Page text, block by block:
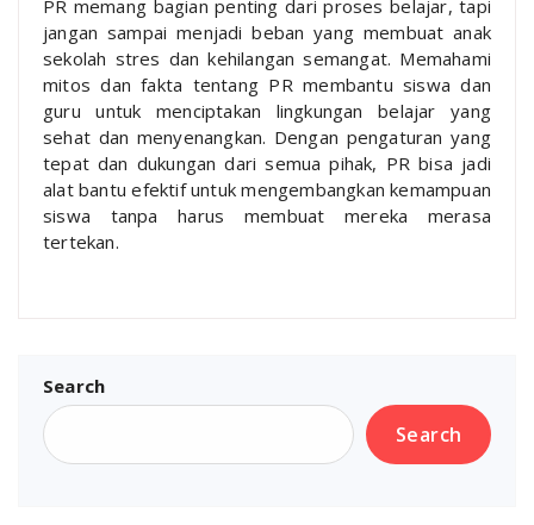
PR memang bagian penting dari proses belajar, tapi
jangan sampai menjadi beban yang membuat anak
sekolah stres dan kehilangan semangat. Memahami
mitos dan fakta tentang PR membantu siswa dan
guru untuk menciptakan lingkungan belajar yang
sehat dan menyenangkan. Dengan pengaturan yang
tepat dan dukungan dari semua pihak, PR bisa jadi
alat bantu efektif untuk mengembangkan kemampuan
siswa tanpa harus membuat mereka merasa
tertekan.
Search
Search